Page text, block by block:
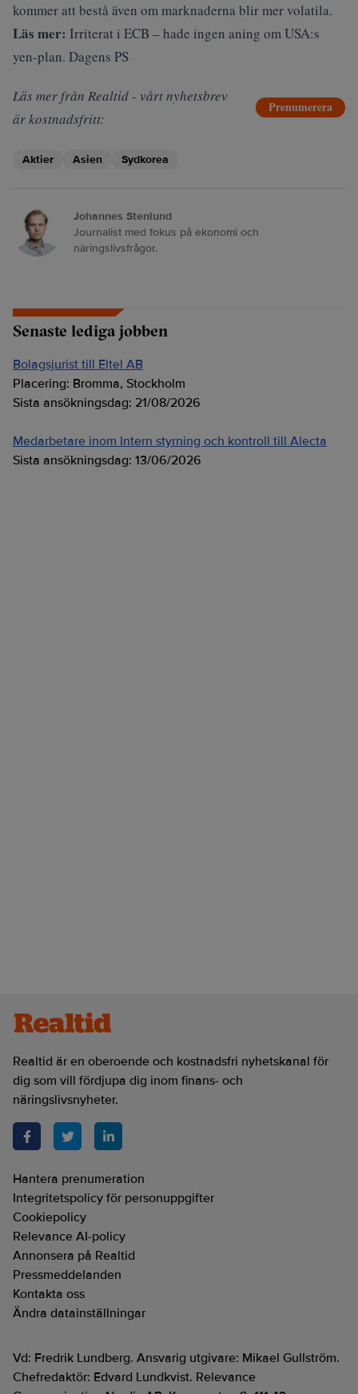
kommer att bestå även om marknaderna blir mer volatila.
Läs mer: Irriterat i ECB – hade ingen aning om USA:s
yen-plan. Dagens PS
Läs mer från Realtid - vårt nyhetsbrev
är kostnadsfritt:
Prenumerera
Aktier Asien Sydkorea
Johannes Stenlund
Journalist med fokus på ekonomi och
näringslivsfrågor.
Senaste lediga jobben
Bolagsjurist till Eltel AB
Placering: Bromma, Stockholm
Sista ansökningsdag: 21/08/2026
Medarbetare inom Intern styrning och kontroll till Alecta
Sista ansökningsdag: 13/06/2026
Realtid är en oberoende och kostnadsfri nyhetskanal för
dig som vill fördjupa dig inom finans- och
näringslivsnyheter.
Hantera prenumeration
Integritetspolicy för personuppgifter
Cookiepolicy
Relevance AI-policy
Annonsera på Realtid
Pressmeddelanden
Kontakta oss
Ändra datainställningar
Vd: Fredrik Lundberg. Ansvarig utgivare: Mikael Gullström.
Chefredaktör: Edvard Lundkvist. Relevance